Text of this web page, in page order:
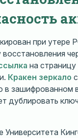
при утере
на
Кракен зеркало
в зашифрованном
дублировать
Университета